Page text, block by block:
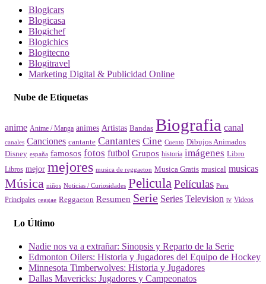
Blogicars
Blogicasa
Blogichef
Blogichics
Blogitecno
Blogitravel
Marketing Digital & Publicidad Online
Nube de Etiquetas
anime Anime / Manga animes Artistas Bandas Biografia canal
canales Canciones cantante Cantantes Cine Cuento Dibujos Animados
Disney españa famosos fotos futbol Grupos historia imágenes Libro
Libros mejor mejores musica de reggaeton Musica Gratis musical musicas
Música niños Noticias / Curiosidades PeliculaPelículas Peru
Principales reggae Reggaeton Resumen Serie Series Television tv Videos
Lo Último
Nadie nos va a extrañar: Sinopsis y Reparto de la Serie
Edmonton Oilers: Historia y Jugadores del Equipo de Hockey
Minnesota Timberwolves: Historia y Jugadores
Dallas Mavericks: Jugadores y Campeonatos